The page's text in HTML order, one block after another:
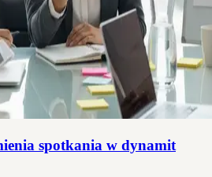
spotkania w dynamit